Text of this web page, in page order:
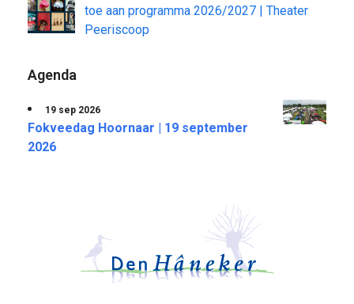
toe aan programma 2026/2027 | Theater
Peeriscoop
Agenda
19 sep 2026
Fokveedag Hoornaar | 19 september
2026